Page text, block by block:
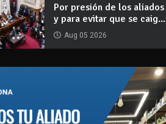
Por presión de los aliados
y para evitar que se caig...
Aug 05 2026